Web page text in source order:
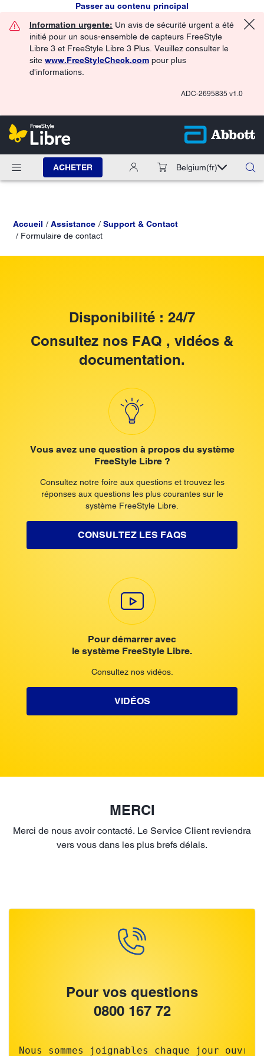
Passer au contenu principal
Information urgente: Un avis de sécurité urgent a été
initié pour un sous-ensemble de capteurs FreeStyle
Libre 3 et FreeStyle Libre 3 Plus. Veuillez consulter le
site www.FreeStyleCheck.com pour plus
d'informations.
ADC-2695835 v1.0
ACHETER Belgium(fr)
Accueil Assistance
Support & Contact
Formulaire de contact
Disponibilité : 24/7
Consultez nos FAQ , vidéos &
documentation.
Vous avez une question à propos du système
FreeStyle Libre ?
Consultez notre foire aux questions et trouvez les
réponses aux questions les plus courantes sur le
système FreeStyle Libre.
CONSULTEZ LES FAQS
Pour démarrer avec
le système FreeStyle Libre.
Consultez nos vidéos.
VIDÉOS
MERCI
Merci de nous avoir contacté. Le Service Client reviendra
vers vous dans les plus brefs délais.
Pour vos questions
0800 167 72